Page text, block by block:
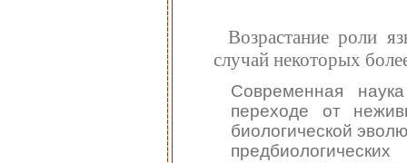
Возрастание роли
случай некоторых
Современная
переходе от
биологической